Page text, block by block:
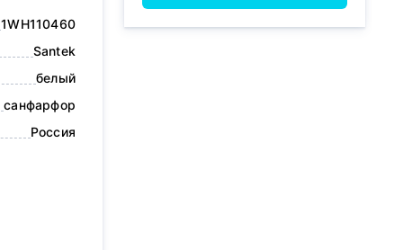
1WH110460
Santek
белый
санфарфор
Россия